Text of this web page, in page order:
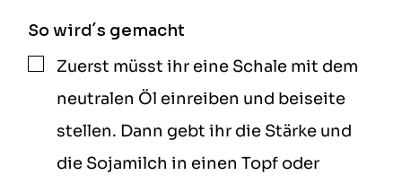
So wird´s gemacht
▢
Zuerst müsst ihr eine Schale mit dem
neutralen Öl einreiben und beiseite
stellen. Dann gebt ihr die Stärke und
die Sojamilch in einen Topf oder